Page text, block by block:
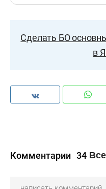
Сделать БО
в
Комментарии 34 Все